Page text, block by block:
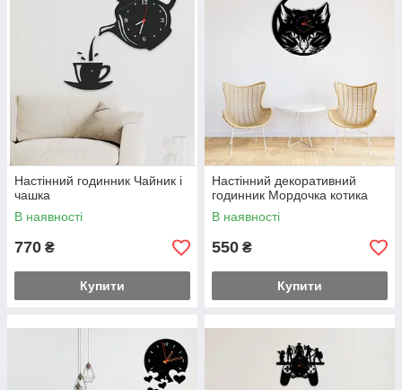
Настінний годинник Чайник і
чашка
В наявності
770 ₴
Купити
Настінний декоративний
годинник Мордочка котика
В наявності
550 ₴
Купити